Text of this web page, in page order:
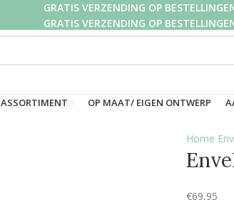
GRATIS VERZENDING OP
GRATIS VERZENDING OP
GRATIS VERZENDING OP
ASSORTIMENT OP MAAT/ EIGEN ONTWERP
Home
€69,95